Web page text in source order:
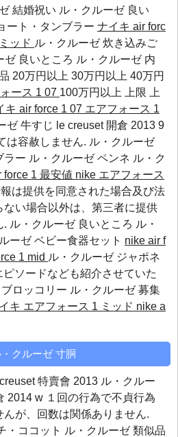
結婚祝い ル・クルーゼ 良い
ート・タンブラー ナイキ air forc
ッド ル・クルーゼ 炊き込みご
ゼ 良いところ ル・クルーゼ 内
20万円以上 30万円以上 40万円
ース 1 07 100万円以上 上限 上
キ air force 1 07 エアフォース 1
ゼ 牛すじ le creuset 開倉 2013 9
は容赦しません. ル・クルーゼ
ラー ル・クルーゼ ペンネ ル・ク
force 1 最安値 nike エアフォース
は提供を同意された場合及び法
い場合以外は、第三者に提供
. ル・クルーゼ 良いところ ル・
ーゼ ベビー食器セット nike air f
1 mid ル・クルーゼ ジャポネ
ソードなども紹介させていた
ロッコリー ル・クルーゼ 募集
キ エアフォース 1 ミッド nike a
クルーゼ 寸胴
特賣會 2013 ル・クルー
2014 w １回の行為で不貞行為
が、回数は関係ありません.
・ココット ル・クルーゼ 類似品